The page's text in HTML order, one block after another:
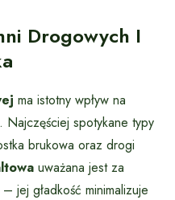
Drogowych I
ma istotny wpływ na
spotykane typy
brukowa oraz drogi
uważana jest za
jej gładkość minimalizuje